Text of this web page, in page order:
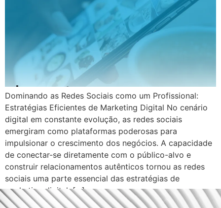
Dominando as Redes Sociais como um Profissional:
Estratégias Eficientes de Marketing Digital No cenário
digital em constante evolução, as redes sociais
emergiram como plataformas poderosas para
impulsionar o crescimento dos negócios. A capacidade
de conectar-se diretamente com o público-alvo e
construir relacionamentos autênticos tornou as redes
sociais uma parte essencial das estratégias de
marketing digital. […]